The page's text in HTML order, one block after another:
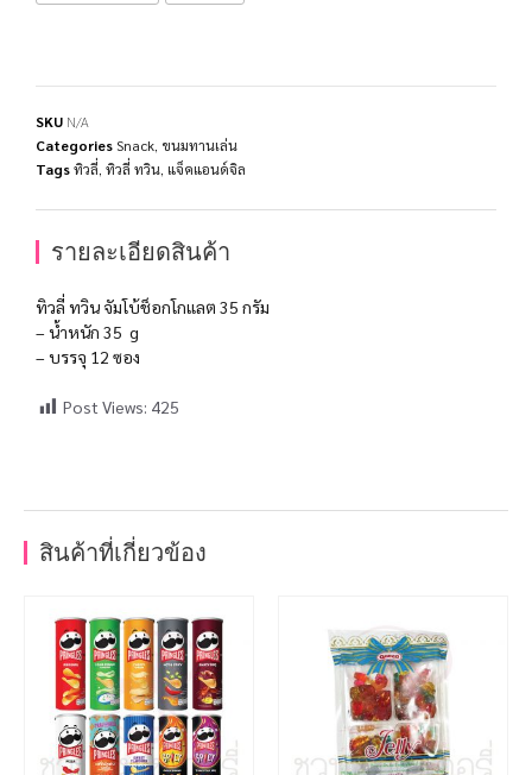
SKU N/A
CategoriesSnack ขนมทานเล่น
Tagsทิวลี่ ทิวลี่ ทวิน แจ็คแอนด์จิล
รายละเอียดสินค้า
ทิวลี่ ทวิน จัมโบ้ช็อกโกแลต 35 กรัม
– น้ำหนัก 35 g
– บรรจุ 12 ซอง
Post Views: 425
สินค้าที่เกี่ยวข้อง